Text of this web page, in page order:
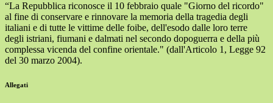
“La Repubblica riconosce il 10 febbraio quale "Giorno del ricordo"
al fine di conservare e rinnovare la memoria della tragedia degli
italiani e di tutte le vittime delle foibe, dell'esodo dalle loro terre
degli istriani, fiumani e dalmati nel secondo dopoguerra e della più
complessa vicenda del confine orientale." (dall'Articolo 1, Legge 92
del 30 marzo 2004).
Allegati